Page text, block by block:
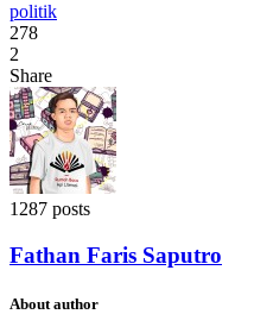
politik
278
2
Share
1287 posts
Fathan Faris Saputro
About author